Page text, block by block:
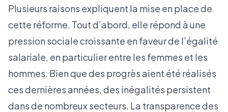
Plusieurs raisons expliquent la mise en place de
cette réforme. Tout d’abord, elle répond à une
pression sociale croissante en faveur de l’égalité
salariale, en particulier entre les femmes et les
hommes. Bien que des progrès aient été réalisés
ces dernières années, des inégalités persistent
dans de nombreux secteurs. La transparence des